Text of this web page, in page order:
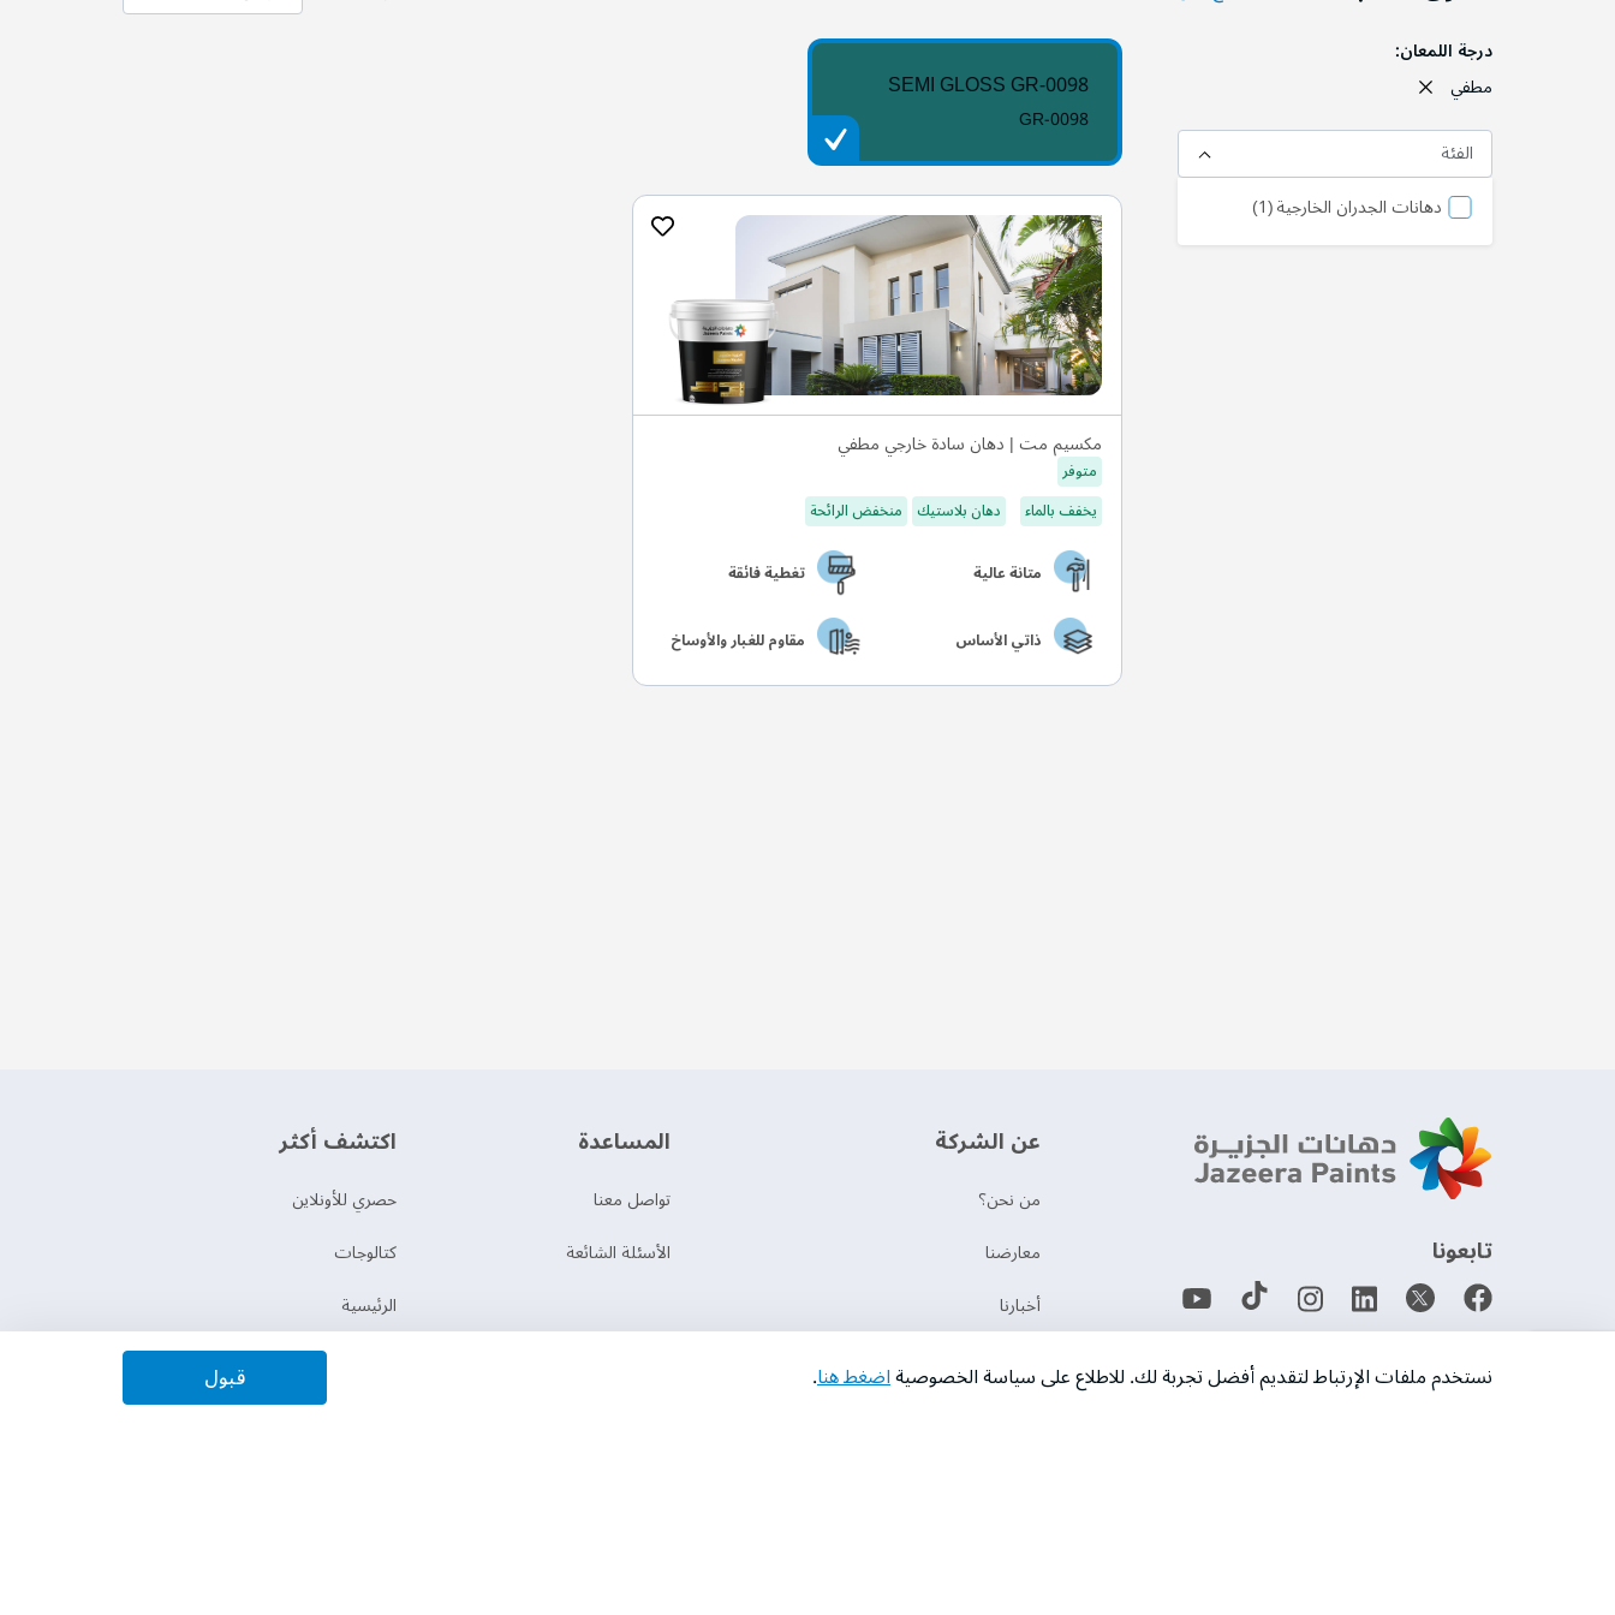
SEMI GLOSS GR-0098
GR-0098
مكسيم مت | دهان سادة خارجي مطفي
متوفر
يخفف بالماء
دهان بلاستيك منخفض الرائحة
متانة عالية تغطية فائقة
ذاتي الأساس مقاوم للغبار والأوساخ
درجة اللمعان
مطفي
الفئة
دهانات الجدران الخارجية 1المنتج
‫تابعونا‬
حمل التطبيق
عن الشركة
من نحن؟
‫معارضنا‬
‫أخبارنا‬
‫المساعدة‬
تواصل معنا
الأسئلة الشائعة
اكتشف أكثر
حصري للأونلاين
‫كتالوجات‬
الرئيسية
برنامج الولاء عشانك
نستخدم ملفات الإرتباط لتقديم أفضل تجربة لك. للاطلاع على سياسة الخصوصيةاضغط هنا. قبول